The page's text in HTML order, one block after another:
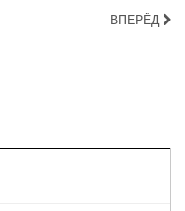
ВПЕРЁД